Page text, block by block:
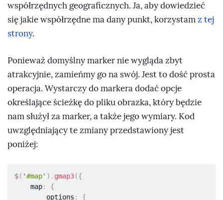
współrzędnych geograficznych. Ja, aby dowiedzieć
się jakie współrzędne ma dany punkt, korzystamz tej
strony.
Ponieważ domyślny marker nie wygląda zbyt
atrakcyjnie, zamieńmy go na swój. Jest to dość prosta
operacja. Wystarczy do markera dodać opcje
określające ścieżkę do pliku obrazka, który będzie
nam służył za marker, a także jego wymiary. Kod
uwzględniający te zmiany przedstawiony jest
poniżej:
$( '#map' ) .gmap3({
    map
:
{
        options
:
{